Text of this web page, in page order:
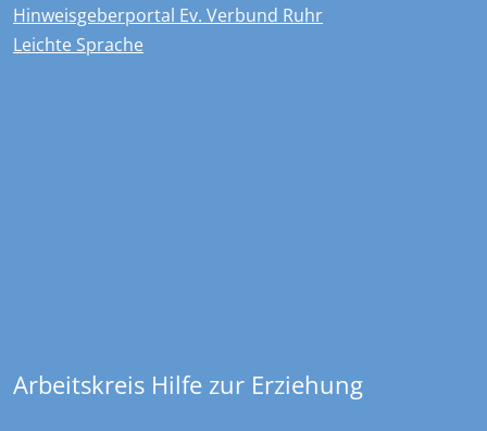
Hinweisgeberportal Ev. Verbund Ruhr
Leichte Sprache
Arbeitskreis Hilfe zur Erziehung